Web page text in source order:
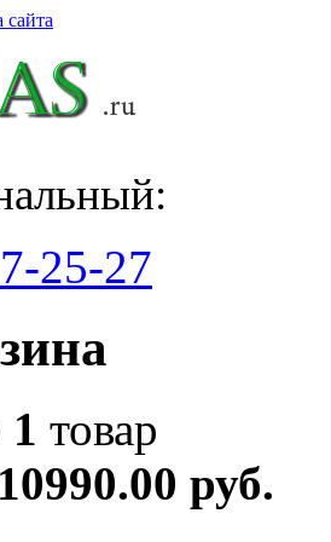
сайта
25-27
1 товар
10990.00 руб.